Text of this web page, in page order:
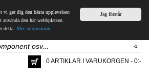
Jag förstår
vi ger dig den bästa upplevelsen
den här webbplatsen
detta. Mer information
0 ARTIKLAR I VARUKORGEN - 0:-